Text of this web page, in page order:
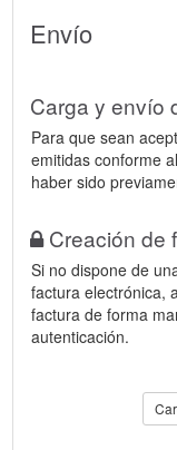
Envío
Carga y envío
Para que sean
emitidas conforme
haber sido
Creación de
Si no dispone de
factura electrónica,
factura de forma
autenticación.